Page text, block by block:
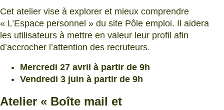
Cet atelier vise à explorer et mieux comprendre
« L’Espace personnel » du site Pôle emploi. Il aidera
les utilisateurs à mettre en valeur leur profil afin
d’accrocher l’attention des recruteurs.
Mercredi 27 avril à partir de 9h
Vendredi 3 juin à partir de 9h
Atelier « Boîte mail et